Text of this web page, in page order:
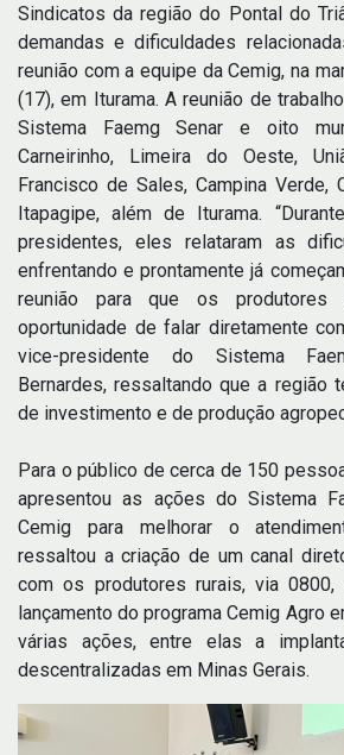
Sindicatos da região do Pontal do
demandas e dificuldades
reunião com a equipe da Cemig, na
(17), em Iturama. A reunião de
Sistema Faemg Senar e oito
Carneirinho, Limeira do Oeste,
Francisco de Sales, Campina Verde,
Itapagipe, além de Iturama.
presidentes, eles relataram as
enfrentando e prontamente já
reunião para que os produtores
oportunidade de falar diretamente
vice-presidente do Sistema
Bernardes, ressaltando que a região
de investimento e de produção
Para o público de cerca de 150
apresentou as ações do Sistema
Cemig para melhorar o
ressaltou a criação de um canal
com os produtores rurais, via
lançamento do programa Cemig Agro
várias ações, entre elas a
descentralizadas em Minas Gerais.